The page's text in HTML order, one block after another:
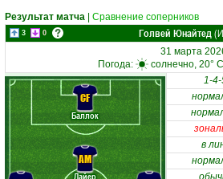
Результат матча Сравнение соперников
3 0 Голвей Юнайтед
31 марта
Погода:
солнечно, 20°
Дайер
Баллок
AM
CF
1-4-
в